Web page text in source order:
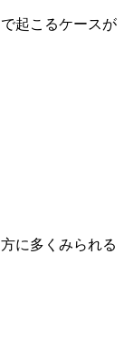
起こるケースが
に多くみられる